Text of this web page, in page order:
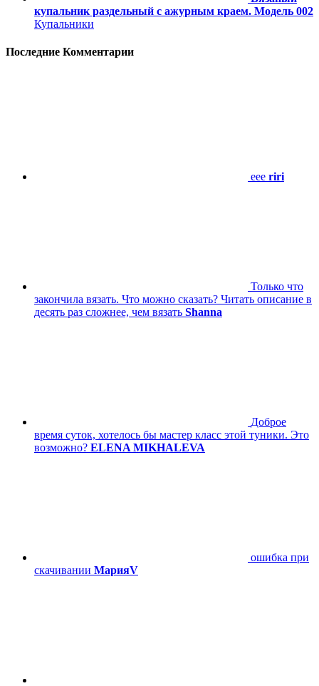
купальник раздельный с ажурным краем. Модель 002
Купальники
Последние Комментарии
eee riri
Только что
закончила вязать. Что можно сказать? Читать описание в
десять раз сложнее, чем вязать Shanna
Доброе
время суток, хотелось бы мастер класс этой туники. Это
возможно? ELENA MIKHALEVA
ошибка при
скачивании МарияV